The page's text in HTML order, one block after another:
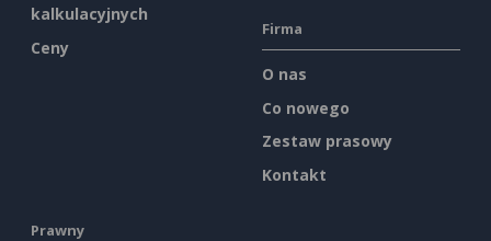
kalkulacyjnych
Ceny
Firma
O nas
Co nowego
Zestaw prasowy
Kontakt
Prawny